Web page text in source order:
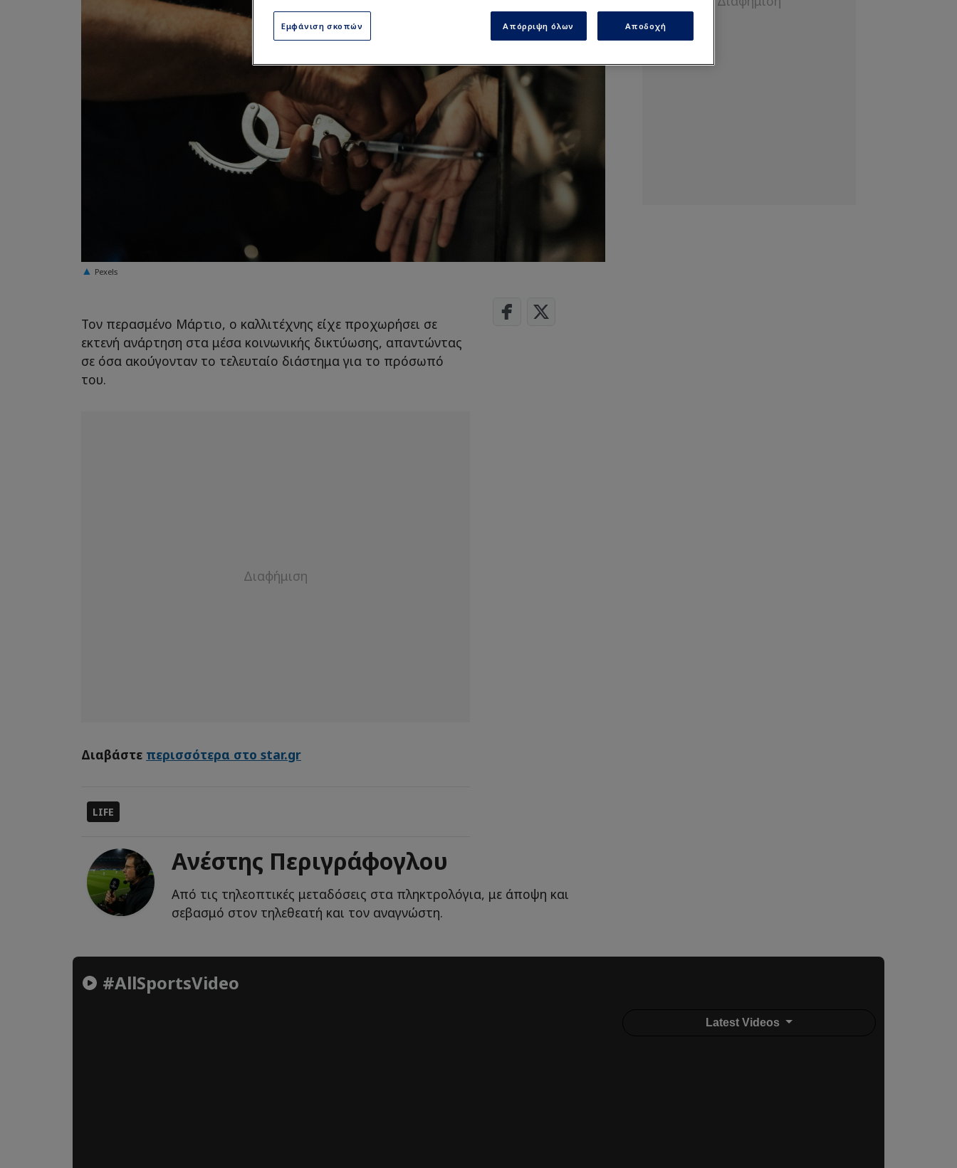
Pexels
Τον περασμένο Μάρτιο, ο καλλιτέχνης είχε προχωρήσει σε
εκτενή ανάρτηση στα μέσα κοινωνικής δικτύωσης, απαντώντας
σε όσα ακούγονταν το τελευταίο διάστημα για το πρόσωπό
του.
Διαβάστε περισσότερα στο star.gr
LIFE
Ανέστης Περιγράφογλου
Από τις τηλεοπτικές μεταδόσεις στα πληκτρολόγια, με άποψη και
σεβασμό στον τηλεθεατή και τον αναγνώστη.
#AllSportsVideo
Latest Videos
Εμφάνιση σκοπών Απόρριψη όλων Αποδοχή